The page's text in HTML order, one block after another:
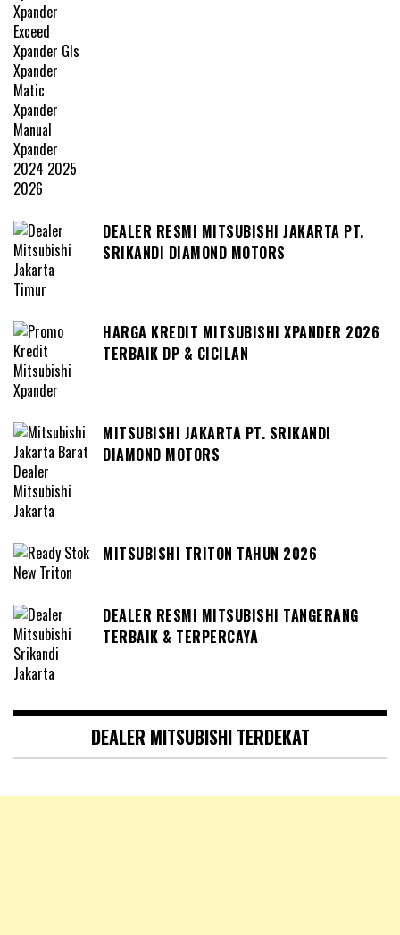
DEALER RESMI MITSUBISHI JAKARTA PT.
SRIKANDI DIAMOND MOTORS
HARGA KREDIT MITSUBISHI XPANDER 2026
TERBAIK DP & CICILAN
MITSUBISHI JAKARTA PT. SRIKANDI
DIAMOND MOTORS
MITSUBISHI TRITON TAHUN 2026
DEALER RESMI MITSUBISHI TANGERANG
TERBAIK & TERPERCAYA
DEALER MITSUBISHI TERDEKAT